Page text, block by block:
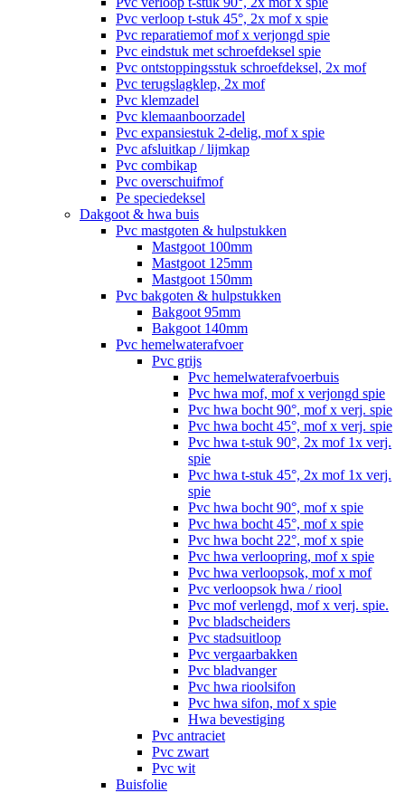
Pvc verloop t-stuk 45°, 2x mof x spie
Pvc reparatiemof mof x verjongd spie
Pvc eindstuk met schroefdeksel spie
Pvc ontstoppingsstuk schroefdeksel, 2x mof
Pvc terugslagklep, 2x mof
Pvc klemzadel
Pvc klemaanboorzadel
Pvc expansiestuk 2-delig, mof x spie
Pvc afsluitkap / lijmkap
Pvc combikap
Pvc overschuifmof
Pe speciedeksel
Dakgoot & hwa buis
Pvc mastgoten & hulpstukken
Mastgoot 100mm
Mastgoot 125mm
Mastgoot 150mm
Pvc bakgoten & hulpstukken
Bakgoot 95mm
Bakgoot 140mm
Pvc hemelwaterafvoer
Pvc grijs
Pvc hemelwaterafvoerbuis
Pvc hwa mof, mof x verjongd spie
Pvc hwa bocht 90°, mof x verj. spie
Pvc hwa bocht 45°, mof x verj. spie
Pvc hwa t-stuk 90°, 2x mof 1x verj.
spie
Pvc hwa t-stuk 45°, 2x mof 1x verj.
spie
Pvc hwa bocht 90°, mof x spie
Pvc hwa bocht 45°, mof x spie
Pvc hwa bocht 22°, mof x spie
Pvc hwa verloopring, mof x spie
Pvc hwa verloopsok, mof x mof
Pvc verloopsok hwa / riool
Pvc mof verlengd, mof x verj. spie.
Pvc bladscheiders
Pvc stadsuitloop
Pvc vergaarbakken
Pvc bladvanger
Pvc hwa rioolsifon
Pvc hwa sifon, mof x spie
Hwa bevestiging
Pvc antraciet
Pvc zwart
Pvc wit
Buisfolie